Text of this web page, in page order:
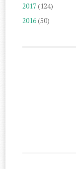
2017(124)
2016(50)